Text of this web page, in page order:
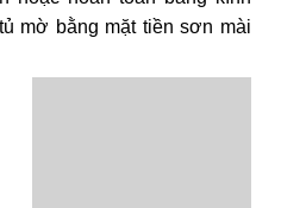
mờ bằng mặt tiền sơn mài